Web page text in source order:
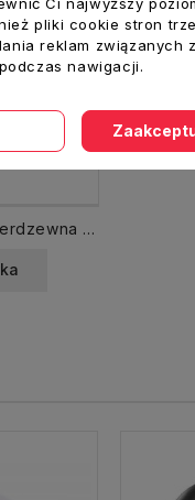
Kratka UVLA 150 nierdzewna z okapnikiem Wyrzutnia Czerpnia
pliki cookie stron
reklam związanych
nawigacji.